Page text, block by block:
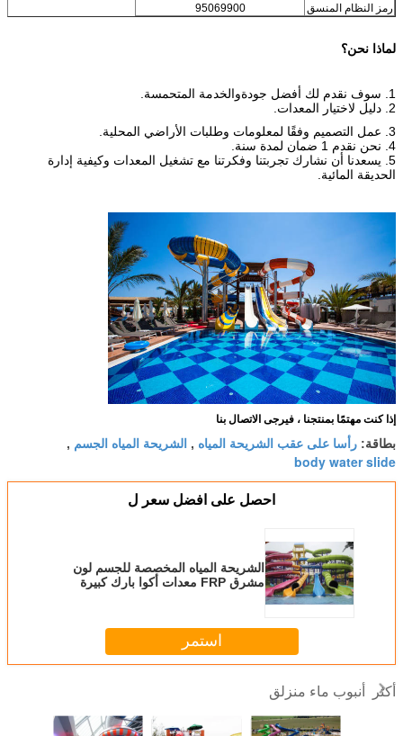
رمز النظام المنسق
95069900
لماذا نحن؟
1. سوف نقدم لك أفضل جودة
والخدمة المتحمسة.
2. دليل لاختيار المعدات.
3. عمل التصميم وفقًا لمعلومات وطلبات الأراضي المحلية.
4. نحن نقدم 1 ضمان لمدة سنة.
5. يسعدنا أن نشارك تجربتنا وفكرتنا مع تشغيل المعدات وكيفية إدارة
الحديقة المائية.
إذا كنت مهتمًا بمنتجنا ، فيرجى الاتصال بنا
بطاقة: رأسا على عقب الشريحة المياه , الشريحة المياه الجسم ,
body water slide
احصل على افضل سعر ل
الشريحة المياه المخصصة للجسم لون
مشرق FRP معدات أكوا بارك كبيرة
استمر
أكثر أنبوب ماء منزلق